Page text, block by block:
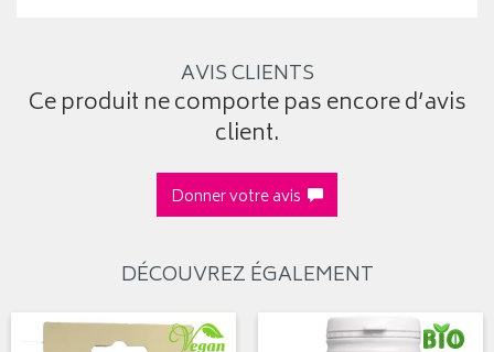
AVIS CLIENTS
Ce produit ne comporte pas encore d’avis
client.
Donner votre avis
DÉCOUVREZ ÉGALEMENT